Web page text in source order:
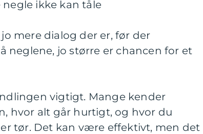
ikke kan tåle
mere dialog der er, før der
neglene, jo større er chancen for et
vigtigt. Mange kender
hvor alt går hurtigt, og hvor du
tør. Det kan være effektivt, men det